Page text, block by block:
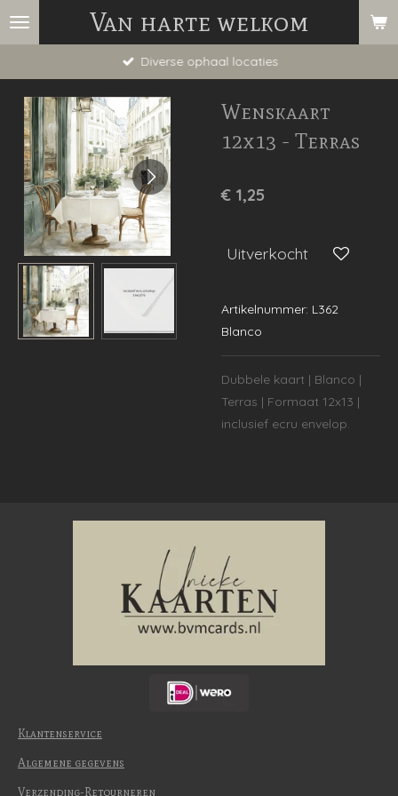
Ga
hoofdinhoud
Van harte welkom
Diverse ophaal locaties
Wenskaart
12x13 - Terras
€ 1,25
Uitverkocht
Artikelnummer: L362
Blanco
Dubbele kaart | Blanco |
Terras | Formaat 12x13 |
inclusief ecru envelop.
Klantenservice
Algemene gegevens
Verzending-Retourneren